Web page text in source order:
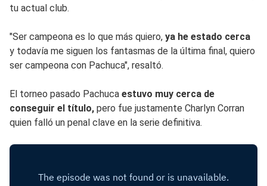
tu actual club.
"Ser campeona es lo que más quiero, ya he estado cerca
y todavía me siguen los fantasmas de la última final, quiero
ser campeona con Pachuca", resaltó.
El torneo pasado Pachuca estuvo muy cerca de
conseguir el título, pero fue justamente Charlyn Corran
quien falló un penal clave en la serie definitiva.